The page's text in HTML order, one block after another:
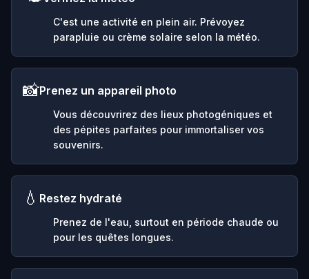
C'est une activité en plein air. Prévoyez
parapluie ou crème solaire selon la météo.
📸Prenez un appareil photo
Vous découvrirez des lieux photogéniques et
des pépites parfaites pour immortaliser vos
souvenirs.
💧 Restez hydraté
Prenez de l'eau, surtout en période chaude ou
pour les quêtes longues.